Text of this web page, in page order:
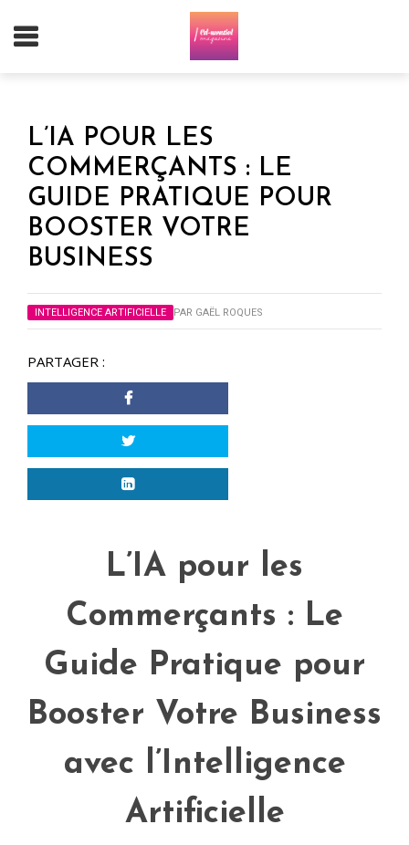
L’IA POUR LES
COMMERÇANTS : LE
GUIDE PRATIQUE POUR
BOOSTER VOTRE
BUSINESS
INTELLIGENCE ARTIFICIELLE PAR GAËL ROQUES
PARTAGER :
L’IA pour les
Commerçants : Le
Guide Pratique pour
Booster Votre Business
avec l’Intelligence
Artificielle